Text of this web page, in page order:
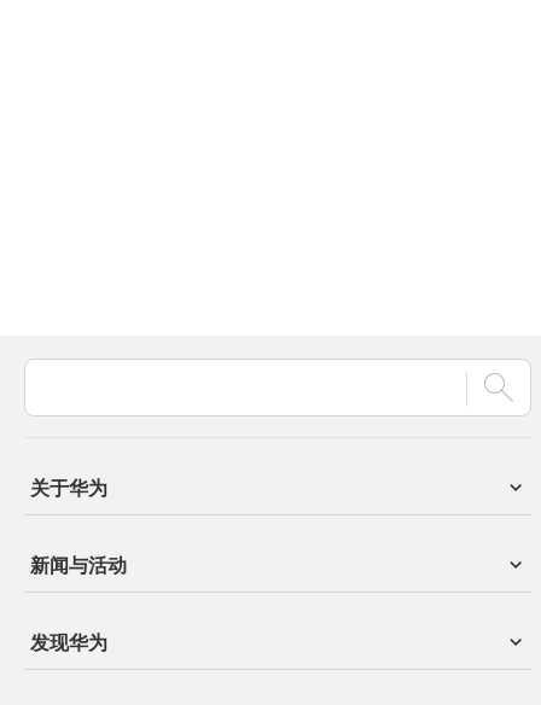
关于华为
新闻与活动
发现华为